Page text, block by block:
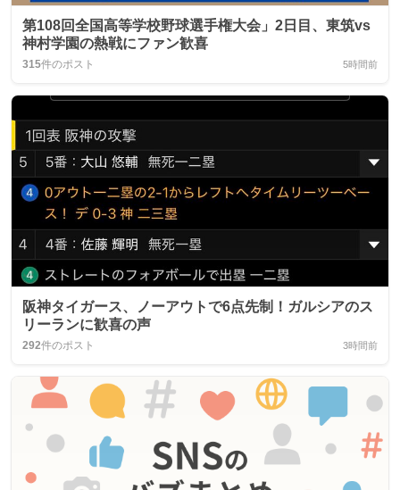
第108回全国高等学校野球選手権大会」2日目、東筑vs
神村学園の熱戦にファン歓喜
315件のポスト 5時間前
阪神タイガース、ノーアウトで6点先制！ガルシアのス
リーランに歓喜の声
292件のポスト 3時間前